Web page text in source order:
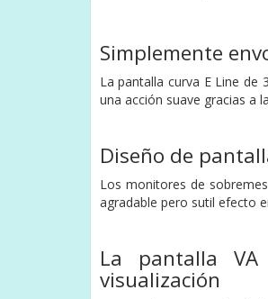
Simplemente
La pantalla curva E Line de
una acción suave gracias a
Diseño de
Los monitores de
agradable pero sutil efecto
La pantalla VA
visualización